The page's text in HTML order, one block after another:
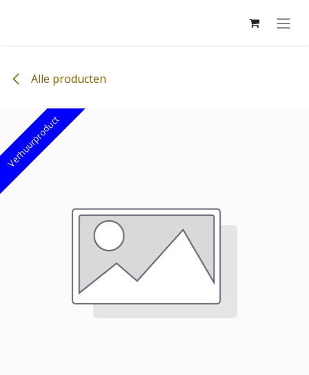
Alle producten
Verhuurproduct